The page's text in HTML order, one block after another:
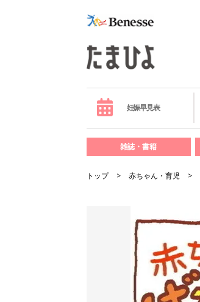
妊娠早見表
雑誌・書籍
トップ 赤ちゃん・育児